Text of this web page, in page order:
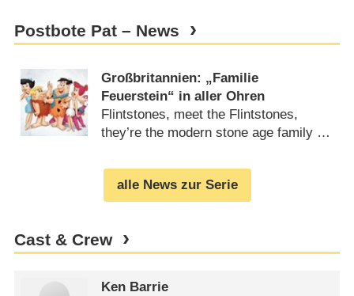
Postbote Pat – News
Großbritannien: „Familie
Feuerstein“ in aller Ohren
Flintstones, meet the Flintstones,
they’re the modern stone age family …
alle News zur Serie
Cast & Crew
Ken Barrie